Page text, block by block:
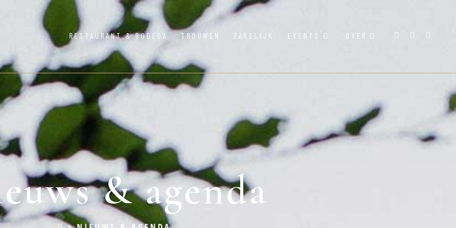
RESTAURANT & BODEGA TROUWEN ZAKELIJK EVENTS OVER
& agenda